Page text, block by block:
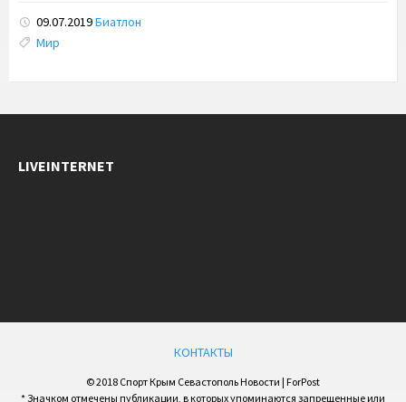
09.07.2019Биатлон
Tags:
Мир
LIVEINTERNET
КОНТАКТЫ
© 2018 Спорт Крым Севастополь Новости | ForPost
* Значком отмечены публикации, в которых упоминаются запрещенные или